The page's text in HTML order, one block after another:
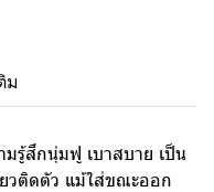
ม
รู้สึกนุ่มฟู เบาสบาย เป็น
วติดตัว แม้ใส่ขณะออก